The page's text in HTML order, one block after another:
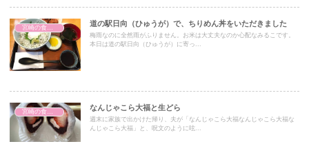
道の駅日向（ひゅうが）で、ちりめん丼をいただきました
梅雨なのに全然雨がふりません。お米は大丈夫なのか心配なみるこです。
本日は道の駅日向（ひゅうが）に寄っ...
なんじゃこら大福と生どら
週末に家族で出かけた帰り、夫が「なんじゃこら大福なんじゃこら大福な
んじゃこら大福」と、呪文のように呟...